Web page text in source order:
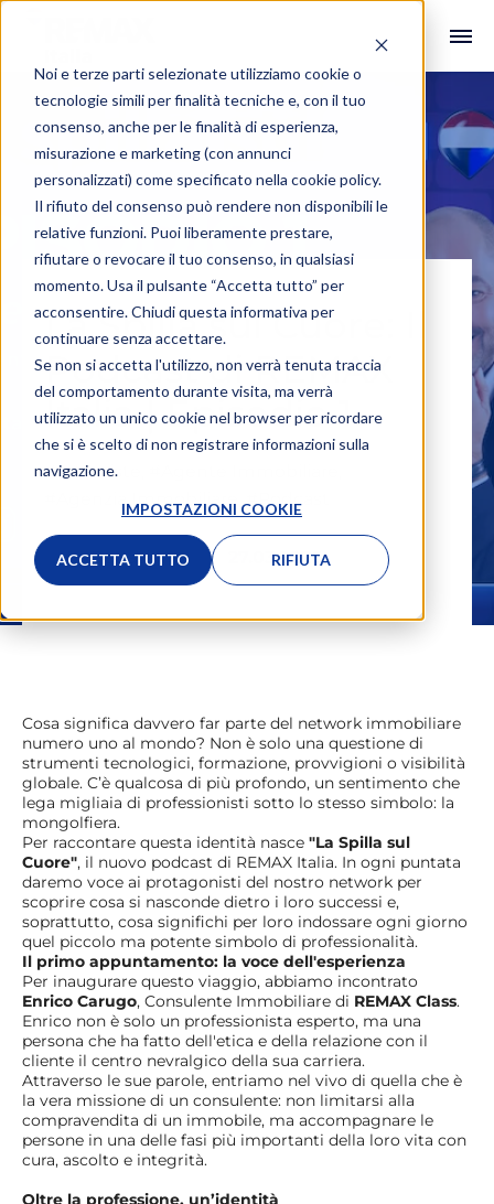
Noi e terze parti selezionate utilizziamo cookie o
tecnologie simili per finalità tecniche e, con il tuo
consenso, anche per le finalità di esperienza,
misurazione e marketing (con annunci
personalizzati) come specificato nella cookie policy.
Il rifiuto del consenso può rendere non disponibili le
relative funzioni. Puoi liberamente prestare,
rifiutare o revocare il tuo consenso, in qualsiasi
momento. Usa il pulsante “Accetta tutto” per
acconsentire. Chiudi questa informativa per
continuare senza accettare.
Se non si accetta l'utilizzo, non verrà tenuta traccia
del comportamento durante visita, ma verrà
utilizzato un unico cookie nel browser per ricordare
che si è scelto di non registrare informazioni sulla
navigazione.
IMPOSTAZIONI COOKIE
ACCETTA TUTTO RIFIUTA
La Spilla sul Cuore: Il
Podcast di REMAX
Italia | Episodio 1
#Interviste
#Agenzia Immobiliare ,#Podcast
La Redazione 27.03.2026
Cosa significa davvero far parte del network immobiliare
numero uno al mondo? Non è solo una questione di
strumenti tecnologici, formazione, provvigioni o visibilità
globale. C’è qualcosa di più profondo, un sentimento che
lega migliaia di professionisti sotto lo stesso simbolo: la
mongolfiera.
Per raccontare questa identità nasce "La Spilla sul
Cuore", il nuovo podcast di REMAX Italia. In ogni puntata
daremo voce ai protagonisti del nostro network per
scoprire cosa si nasconde dietro i loro successi e,
soprattutto, cosa significhi per loro indossare ogni giorno
quel piccolo ma potente simbolo di professionalità.
Il primo appuntamento: la voce dell'esperienza
Per inaugurare questo viaggio, abbiamo incontrato
Enrico Carugo, Consulente Immobiliare di REMAX Class.
Enrico non è solo un professionista esperto, ma una
persona che ha fatto dell'etica e della relazione con il
cliente il centro nevralgico della sua carriera.
Attraverso le sue parole, entriamo nel vivo di quella che è
la vera missione di un consulente: non limitarsi alla
compravendita di un immobile, ma accompagnare le
persone in una delle fasi più importanti della loro vita con
cura, ascolto e integrità.
Oltre la professione, un’identità